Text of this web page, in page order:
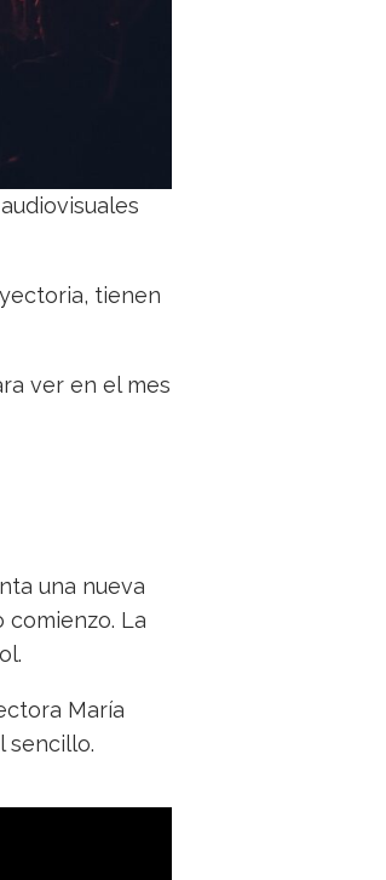
tienen
ver en el mes
una nueva
comienzo. La
María
sencillo.